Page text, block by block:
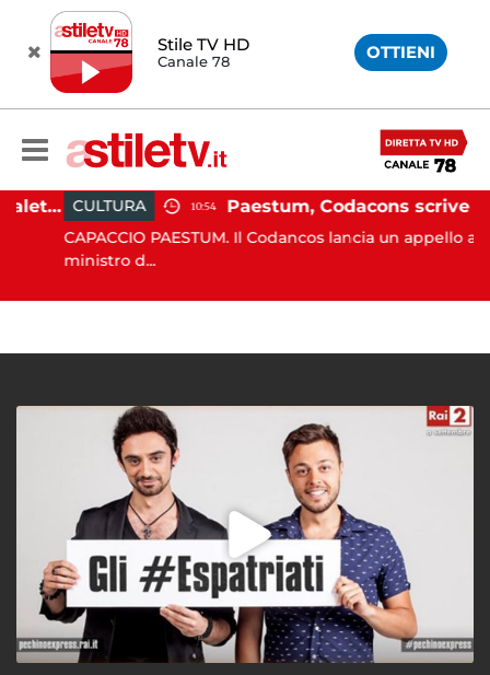
Stile TV HD
Canale 78 OTTIENI
Martina Carbonaro, braccialetto elettronico per i genitori della 14enne uccisa dall'ex CULTURA 10:54 Paestum, Codacons scrive al ministro Giuli: "Rilanciare scavi dell'Anfiteatro nell'area archeologica"
CAPACCIO PAESTUM. Il Codancos lancia un appello al
ministro d...